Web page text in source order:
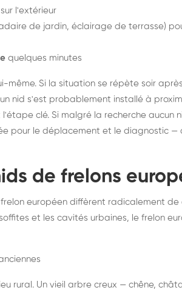
l'extérieur
de jardin, éclairage de terrasse)
quelques minutes
même. Si la situation se répète soir
nid s'est probablement installé à
clé. Si malgré la recherche aucun
pour le déplacement et le diagnostic —
de frelons
européen diffèrent radicalement de
et les cavités urbaines, le frelon
rural. Un vieil arbre creux — chêne,